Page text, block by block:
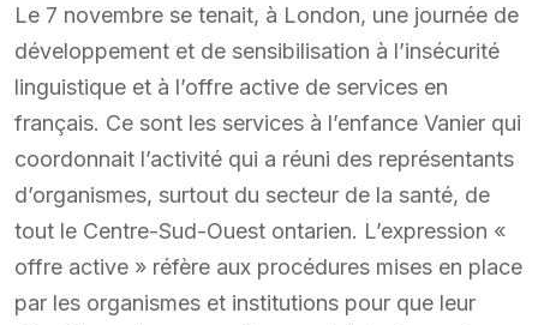
Le 7 novembre se tenait, à London, une journée de
développement et de sensibilisation à l’insécurité
linguistique et à l’offre active de services en
français. Ce sont les services à l’enfance Vanier qui
coordonnait l’activité qui a réuni des représentants
d’organismes, surtout du secteur de la santé, de
tout le Centre-Sud-Ouest ontarien. L’expression «
offre active » réfère aux procédures mises en place
par les organismes et institutions pour que leur